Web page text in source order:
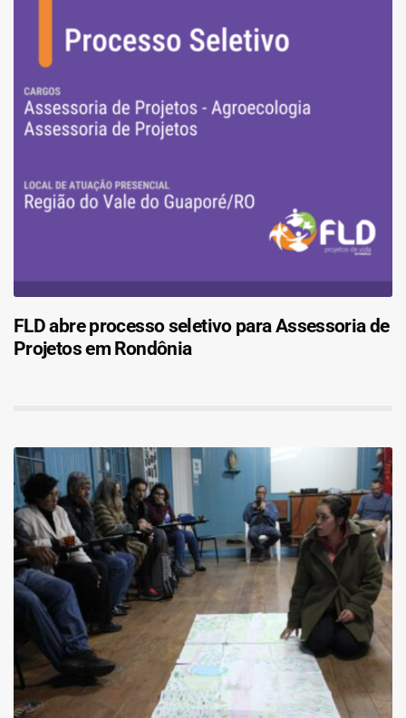
FLD abre processo seletivo para Assessoria de
Projetos em Rondônia